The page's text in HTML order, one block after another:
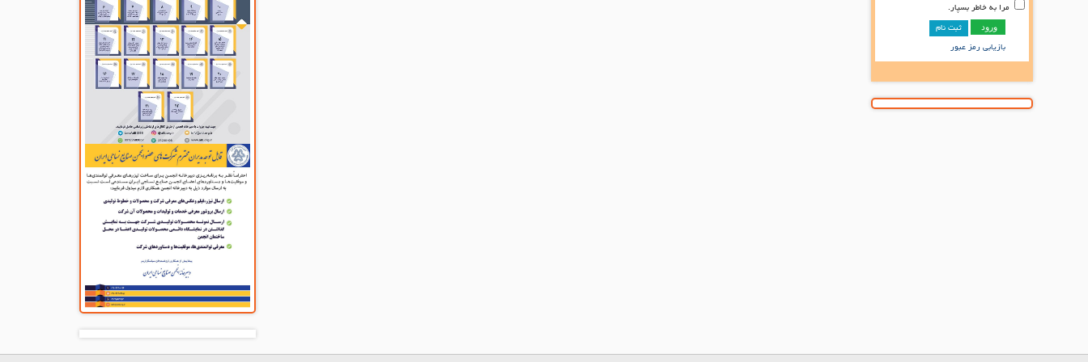
مرا به خاطر بسپار.
ثبت نام
بازیابی رمز عبور